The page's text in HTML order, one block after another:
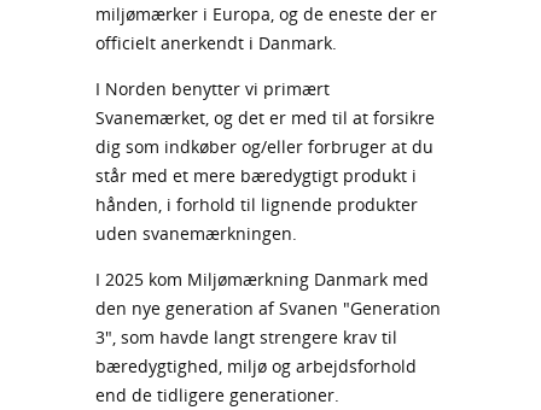
miljømærker i Europa, og de eneste der er
officielt anerkendt i Danmark.
I Norden benytter vi primært
Svanemærket, og det er med til at forsikre
dig som indkøber og/eller forbruger at du
står med et mere bæredygtigt produkt i
hånden, i forhold til lignende produkter
uden svanemærkningen.
I 2025 kom Miljømærkning Danmark med
den nye generation af Svanen "Generation
3", som havde langt strengere krav til
bæredygtighed, miljø og arbejdsforhold
end de tidligere generationer.